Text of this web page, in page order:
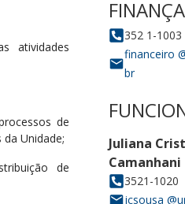
atividades
de
Unidade;
de